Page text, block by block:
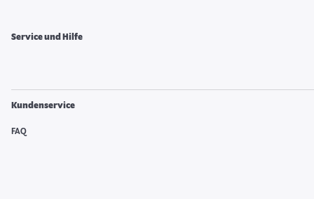
Service und Hilfe
Kundenservice
FAQ